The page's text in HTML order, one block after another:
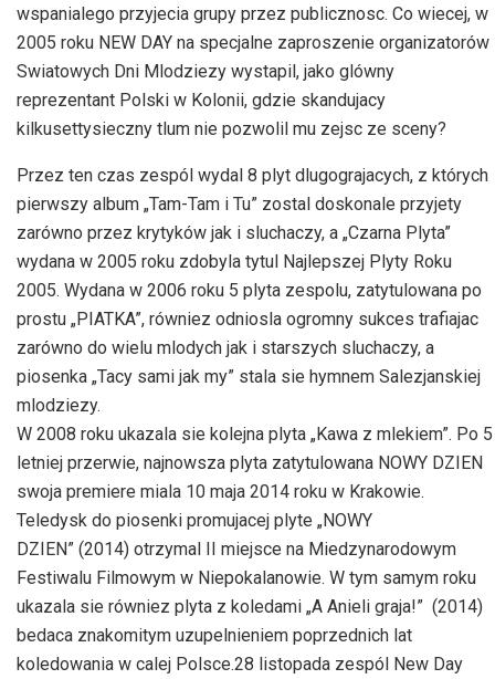
wspanialego przyjecia grupy przez publicznosc. Co wiecej, w
2005 roku NEW DAY na specjalne zaproszenie organizatorów
Swiatowych Dni Mlodziezy wystapil, jako glówny
reprezentant Polski w Kolonii, gdzie skandujacy
kilkusettysieczny tlum nie pozwolil mu zejsc ze sceny?
Przez ten czas zespól wydal 8 plyt dlugograjacych, z których
pierwszy album „Tam-Tam i Tu” zostal doskonale przyjety
zarówno przez krytyków jak i sluchaczy, a „Czarna Plyta”
wydana w 2005 roku zdobyla tytul Najlepszej Plyty Roku
2005. Wydana w 2006 roku 5 plyta zespolu, zatytulowana po
prostu „PIATKA”, równiez odniosla ogromny sukces trafiajac
zarówno do wielu mlodych jak i starszych sluchaczy, a
piosenka „Tacy sami jak my” stala sie hymnem Salezjanskiej
mlodziezy.
W 2008 roku ukazala sie kolejna plyta „Kawa z mlekiem”. Po 5
letniej przerwie, najnowsza plyta zatytulowana NOWY DZIEN
swoja premiere miala 10 maja 2014 roku w Krakowie.
Teledysk do piosenki promujacej plyte „NOWY
DZIEN” (2014) otrzymal II miejsce na Miedzynarodowym
Festiwalu Filmowym w Niepokalanowie. W tym samym roku
ukazala sie równiez plyta z koledami „A Anieli graja!” (2014)
bedaca znakomitym uzupelnieniem poprzednich lat
koledowania w calej Polsce.28 listopada zespól New Day